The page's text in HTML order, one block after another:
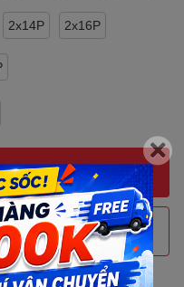
2x14P 2x16P
HÀNG
(7:30 - 17:00)